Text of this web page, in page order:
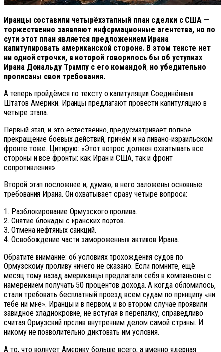
Иранцы составили четырёхэтапный план сделки с США —
торжественно заявляют информационные агентства, но по
сути этот план является предложением Ирана
капитулировать американской стороне. В этом тексте нет
ни одной строчки, в которой говорилось бы об уступках
Ирана Дональду Трампу с его командой, но убедительно
прописаны свои требования.
А теперь пройдёмся по тексту о капитуляции Соединённых
Штатов Америки. Иранцы предлагают провести капитуляцию в
четыре этапа.
Первый этап, и это естественно, предусматривает полное
прекращение боевых действий, причём и на ливано-израильском
фронте тоже. Цитирую: «Этот вопрос должен охватывать все
стороны и все фронты: как Иран и США, так и фронт
сопротивления».
Второй этап посложнее и, думаю, в него заложены основные
требования Ирана. Он охватывает сразу четыре вопроса:
1. Разблокирование Ормузского пролива.
2. Снятие блокады с иранских портов.
3. Отмена нефтяных санкций.
4. Освобождение части замороженных активов Ирана.
Обратите внимание: об условиях прохождения судов по
Ормузскому проливу ничего не сказано. Если помните, ещё
месяц тому назад американцы предлагали себя в компаньоны с
намерением получать 50 процентов дохода. А когда обломилось,
стали требовать бесплатный проезд всем судам по принципу «ни
тебе ни мне». Иранцы и в первом, и во втором случае проявили
завидное хладнокровие, не вступая в перепалку, справедливо
считая Ормузский пролив внутренним делом самой страны. И
никому не позволительно диктовать им условия.
А то, что волнует Америку больше всего, а именно ядерная